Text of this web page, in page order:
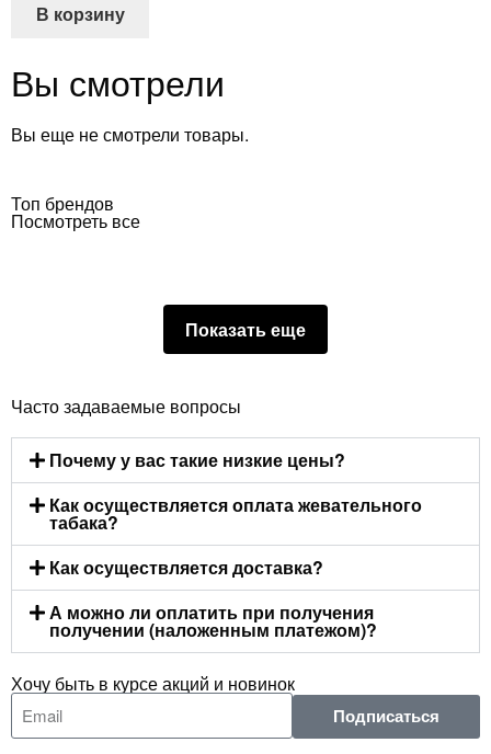
В корзину
Вы смотрели
Вы еще не смотрели товары.
Топ брендов
Посмотреть все
Показать еще
Часто задаваемые вопросы
Почему у вас такие низкие цены?
Как осуществляется оплата жевательного
табака?
Как осуществляется доставка?
А можно ли оплатить при получения
получении (наложенным платежом)?
Хочу быть в курсе акций и новинок
Подписаться